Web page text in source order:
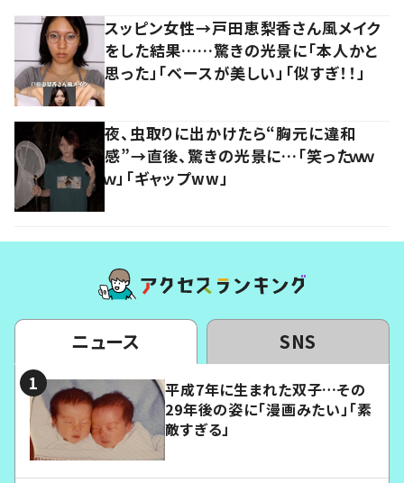
スッピン女性→戸田恵梨香さん風メイク
をした結果……驚きの光景に「本人かと
思った」「ベースが美しい」「似すぎ！！」
夜、虫取りに出かけたら“胸元に違和
感”→直後、驚きの光景に…「笑ったｗｗ
ｗ」「ギャップww」
ニュース SNS
平成7年に生まれた双子…その
29年後の姿に「漫画みたい」「素
敵すぎる」